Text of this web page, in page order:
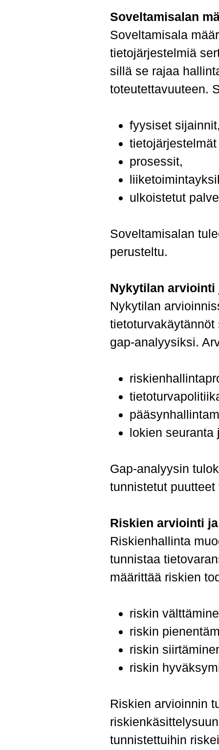
Soveltamisalan
Soveltamisala
tietojärjestelmiä
sillä se rajaa
toteutettavuuteen.
fyysiset
prosessit,
ulkoistetut
Soveltamisalan
perusteltu.
Nykytilan arviointi
Nykytilan
gap-analyysiksi.
lokien seuranta
Gap-analyysin
tunnistetut
Riskien arviointi
Riskienhallinta
tunnistaa
määrittää riskien
riskin
riskin
riskin
riskin
Riskien arvioinnin
tunnistettuihin